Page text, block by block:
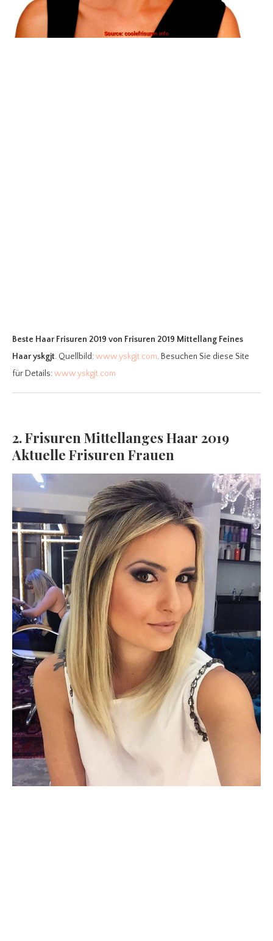
Beste Haar Frisuren 2019 von Frisuren 2019 Mittellang Feines
Haar yskgjt. Quellbild:www.yskgjt.com. Besuchen Sie diese Site
für Details:www.yskgjt.com
2. Frisuren Mittellanges Haar 2019
Aktuelle Frisuren Frauen